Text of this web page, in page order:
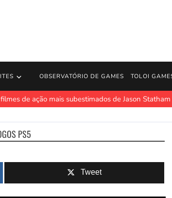
OBSERVATÓRIO DE GAMES TOLOI
de ação mais subestimados de Jason
PS5
Tweet